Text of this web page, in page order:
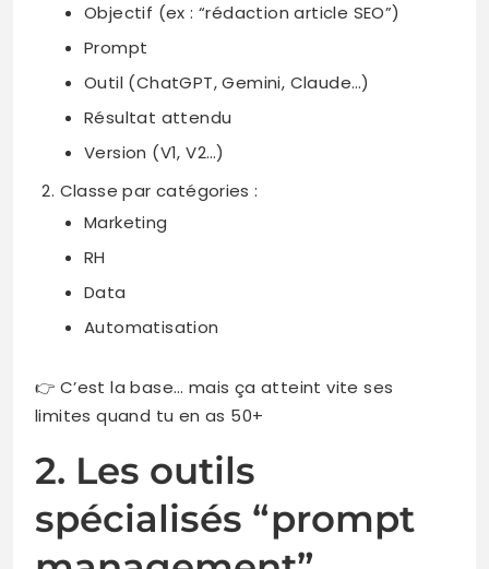
Objectif (ex : “rédaction article SEO”)
Prompt
Outil (ChatGPT, Gemini, Claude…)
Résultat attendu
Version (V1, V2…)
Classe par catégories :
Marketing
RH
Data
Automatisation
👉 C’est la base… mais ça atteint vite ses
limites quand tu en as 50+
2. Les outils
spécialisés “prompt